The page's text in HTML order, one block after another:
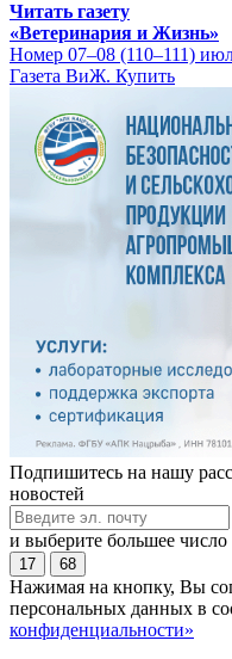
Читать газету
«Ветеринария и Жизнь»
Номер 07–08 (110–111)
Газета ВиЖ. Купить
Подпишитесь на нашу
новостей
и выберите большее число
17 68
Нажимая на кнопку, Вы
персональных данных в
конфиденциальности»